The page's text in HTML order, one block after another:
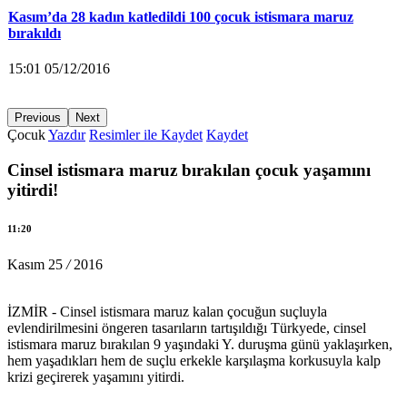
Kasım’da 28 kadın katledildi 100 çocuk istismara maruz
bırakıldı
15:01 05/12/2016
KA.DER: Gasp edilen 194 koltuğu istiyoruz!
15:00 05/12/2016
Müjgan Ekin’in ailesi İHD’ye başvurdu
14:57 05/12/2016
Previous Next
ÇocukYazdır Resimler ile Kaydet Kaydet
Cinsel istismara maruz bırakılan çocuk yaşamını
yitirdi!
11:20
Kasım 25 /2016
İZMİR - Cinsel istismara maruz kalan çocuğun suçluyla
evlendirilmesini öngeren tasarıların tartışıldığı Türkyede, cinsel
istismara maruz bırakılan 9 yaşındaki Y. duruşma günü yaklaşırken,
hem yaşadıkları hem de suçlu erkekle karşılaşma korkusuyla kalp
krizi geçirerek yaşamını yitirdi.